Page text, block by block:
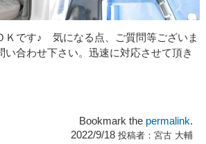
Ｋです♪ 気になる点、ご質問等ございま
い合わせ下さい。迅速に対応させて頂き
Bookmark the permalink.
2022/9/18 投稿者：宮古 大輔